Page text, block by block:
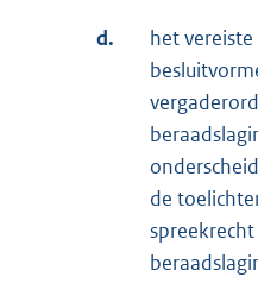
d.
het
de